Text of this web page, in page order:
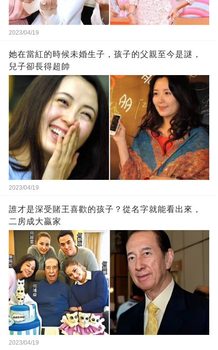
2023/04/19
她在當紅的時候未婚生子，孩子的父親至今是謎，
兒子卻長得超帥
2023/04/19
誰才是深受賭王喜歡的孩子？從名字就能看出來，
二房成大贏家
2023/04/19